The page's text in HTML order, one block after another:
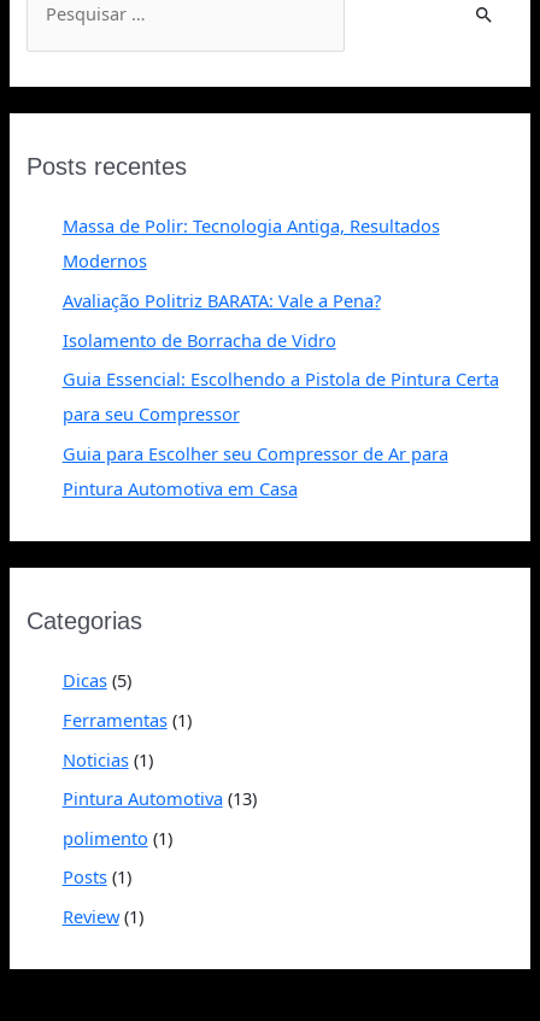
Posts recentes
Massa de Polir: Tecnologia Antiga, Resultados
Modernos
Avaliação Politriz BARATA: Vale a Pena?
Isolamento de Borracha de Vidro
Guia Essencial: Escolhendo a Pistola de Pintura Certa
para seu Compressor
Guia para Escolher seu Compressor de Ar para
Pintura Automotiva em Casa
Categorias
Dicas(5)
Ferramentas(1)
Noticias(1)
Pintura Automotiva (13)
polimento (1)
Posts(1)
Review(1)